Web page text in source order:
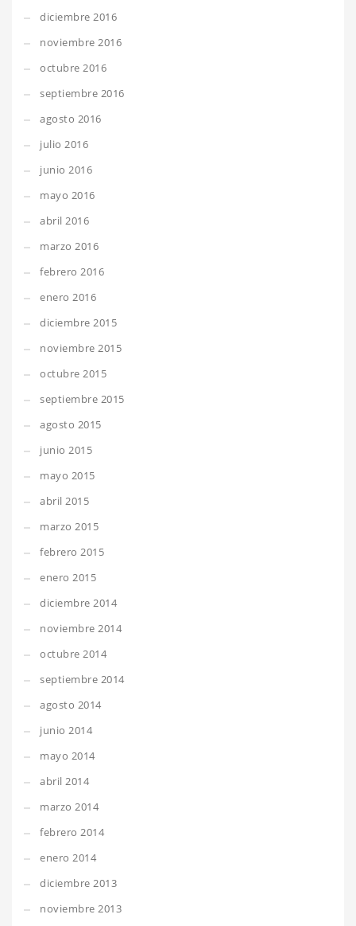
diciembre 2016
noviembre 2016
octubre 2016
septiembre 2016
agosto 2016
julio 2016
junio 2016
mayo 2016
abril 2016
marzo 2016
febrero 2016
enero 2016
diciembre 2015
noviembre 2015
octubre 2015
septiembre 2015
agosto 2015
junio 2015
mayo 2015
abril 2015
marzo 2015
febrero 2015
enero 2015
diciembre 2014
noviembre 2014
octubre 2014
septiembre 2014
agosto 2014
junio 2014
mayo 2014
abril 2014
marzo 2014
febrero 2014
enero 2014
diciembre 2013
noviembre 2013